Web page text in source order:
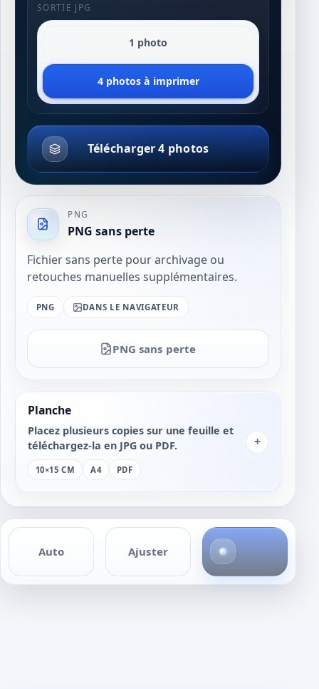
SORTIE JPG
1 photo
4 photos à imprimer
Télécharger 4 photos
PNG
PNG sans perte
Fichier sans perte pour archivage ou
retouches manuelles supplémentaires.
PNG DANS LE NAVIGATEUR
PNG sans perte
Planche
Placez plusieurs copies sur une feuille et
téléchargez-la en JPG ou PDF.
10×15 CM A4 PDF
+
Auto Ajuster